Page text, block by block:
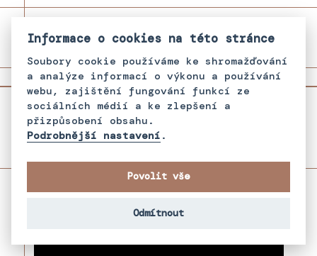
Instr. #10
Instr. #10
G
Informace o cookies na této stránce
Soubory cookie používáme ke shromažďování
a analýze informací o výkonu a používání
webu, zajištění fungování funkcí ze
sociálních médií a ke zlepšení a
přizpůsobení obsahu.
Podrobnější nastavení .
Povolit vše
Odmítnout